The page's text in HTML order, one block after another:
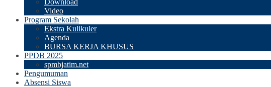
Download
Video
Program Sekolah
Ekstra Kulikuler
Agenda
BURSA KERJA KHUSUS
PPDB 2025
spmbjatim.net
Pengumuman
Absensi Siswa